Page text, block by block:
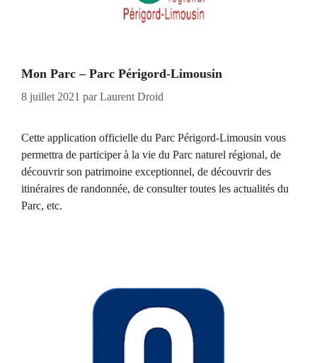
Mon Parc – Parc Périgord-Limousin
8 juillet 2021 parLaurent Droid
Cette application officielle du Parc Périgord-Limousin vous
permettra de participer à la vie du Parc naturel régional, de
découvrir son patrimoine exceptionnel, de découvrir des
itinéraires de randonnée, de consulter toutes les actualités du
Parc, etc.